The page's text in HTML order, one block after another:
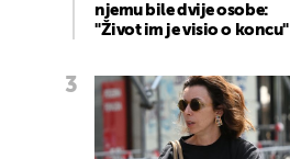
njemu bile dvije osobe:
"Život im je visio o koncu"